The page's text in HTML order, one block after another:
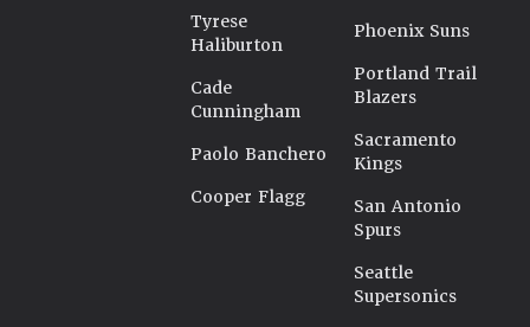
Tyrese
Haliburton
Cade
Cunningham
Paolo Banchero
Cooper Flagg
Phoenix Suns
Portland Trail
Blazers
Sacramento
Kings
San Antonio
Spurs
Seattle
Supersonics